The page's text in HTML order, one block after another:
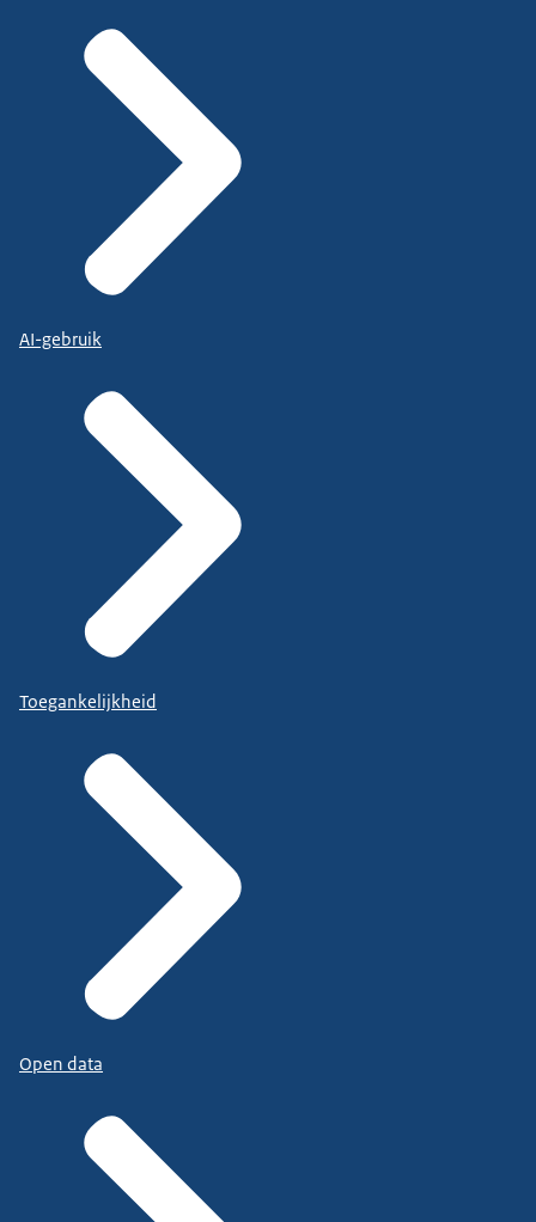
AI-gebruik
Toegankelijkheid
Open data